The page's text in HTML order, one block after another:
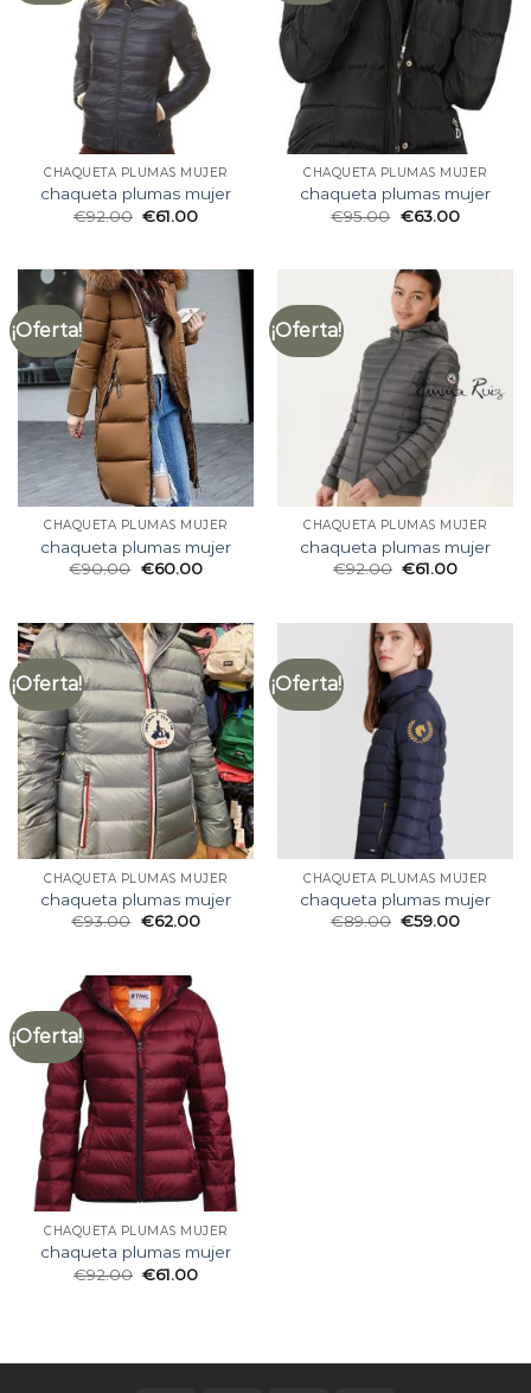
CHAQUETA PLUMAS MUJER
chaqueta plumas mujer
€92.00 €61.00
CHAQUETA PLUMAS MUJER
chaqueta plumas mujer
€95.00 €63.00
¡Oferta!
CHAQUETA PLUMAS MUJER
chaqueta plumas mujer
€90.00 €60.00
¡Oferta!
CHAQUETA PLUMAS MUJER
chaqueta plumas mujer
€92.00 €61.00
¡Oferta!
CHAQUETA PLUMAS MUJER
chaqueta plumas mujer
€93.00 €62.00
¡Oferta!
CHAQUETA PLUMAS MUJER
chaqueta plumas mujer
€89.00 €59.00
¡Oferta!
CHAQUETA PLUMAS MUJER
chaqueta plumas mujer
€92.00 €61.00